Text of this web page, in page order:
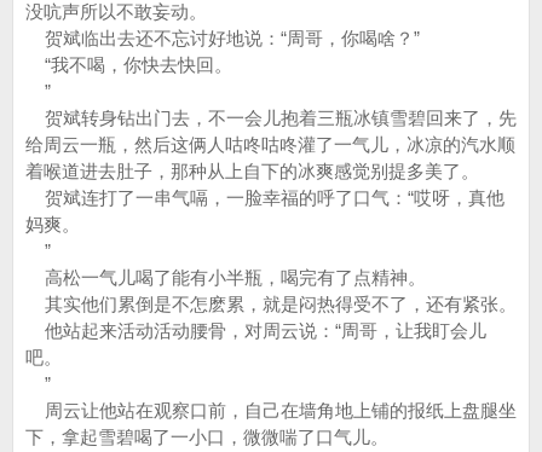
没吭声所以不敢妄动。
贺斌临出去还不忘讨好地说：“周哥，你喝啥？”
“我不喝，你快去快回。
”
贺斌转身钻出门去，不一会儿抱着三瓶冰镇雪碧回来了，先
给周云一瓶，然后这俩人咕咚咕咚灌了一气儿，冰凉的汽水顺
着喉道进去肚子，那种从上自下的冰爽感觉别提多美了。
贺斌连打了一串气嗝，一脸幸福的呼了口气：“哎呀，真他
妈爽。
”
高松一气儿喝了能有小半瓶，喝完有了点精神。
其实他们累倒是不怎麽累，就是闷热得受不了，还有紧张。
他站起来活动活动腰骨，对周云说：“周哥，让我盯会儿
吧。
”
周云让他站在观察口前，自己在墙角地上铺的报纸上盘腿坐
下，拿起雪碧喝了一小口，微微喘了口气儿。